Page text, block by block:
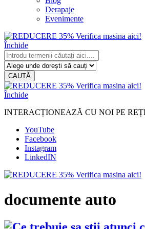
Derapaje
Evenimente
Închide
CAUTĂ
Închide
INTERACȚIONEAZĂ CU NOI PE
YouTube
Facebook
Instagram
LinkedIN
documente auto